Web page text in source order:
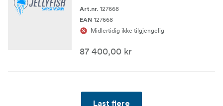
Art.nr. 127668
EAN 127668
Midlertidig ikke tilgjengelig
87 400,00 kr
Last flere